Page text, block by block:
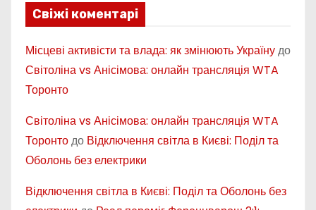
Свіжі коментарі
Місцеві активісти та влада: як змінюють Українудо
Світоліна vs Анісімова: онлайн трансляція WTA
Торонто
Світоліна vs Анісімова: онлайн трансляція WTA
Торонтодо Відключення світла в Києві: Поділ та
Оболонь без електрики
Відключення світла в Києві: Поділ та Оболонь без